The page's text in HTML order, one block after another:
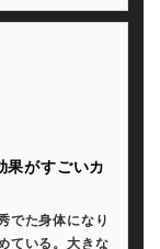
果がすごいカ
でた身体になり
ている。大きな